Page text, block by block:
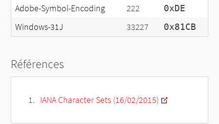
Adobe-Symbol-Encoding 222 0xDE
Windows-31J 33227 0x81CB
Références
IANA Character Sets (16/02/2015)